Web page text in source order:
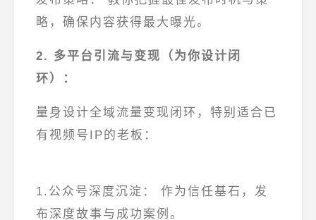
略 ，确保内容获得最大曝光。
2. 多平台引流与变现（为你设计闭
环）：
量身设计全域流量变现闭环 ，特别适合已
有视频号IP的老板：
1.公众号深度沉淀： 作为信任基石 ，发
布深度故事与成功案例。